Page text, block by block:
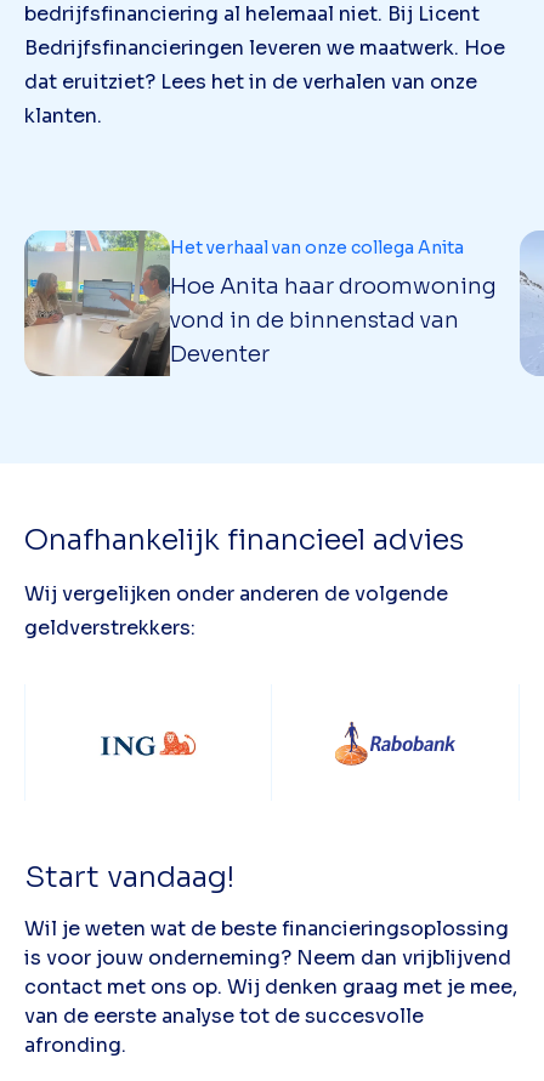
bedrijfsfinanciering al helemaal niet. Bij Licent
Bedrijfsfinancieringen leveren we maatwerk. Hoe
dat eruitziet? Lees het in de verhalen van onze
klanten.
Hoe Anita haar droomwoning
vond in de binnenstad van
Deventer
Het verhaal van onze collega Anita
Onafhankelijk financieel advies
Wij vergelijken onder anderen de volgende
geldverstrekkers:
Start vandaag!
Wil je weten wat de beste financieringsoplossing
is voor jouw onderneming? Neem dan vrijblijvend
contact met ons op. Wij denken graag met je mee,
van de eerste analyse tot de succesvolle
afronding.